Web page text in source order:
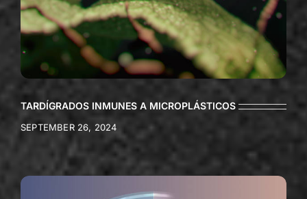
TARDÍGRADOS INMUNES A MICROPLÁSTICOS
SEPTEMBER 26, 2024